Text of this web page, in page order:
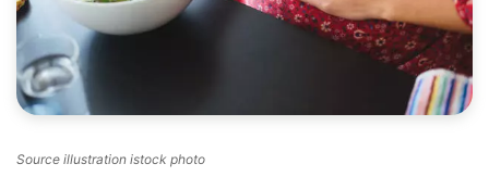
Source illustration istock photo